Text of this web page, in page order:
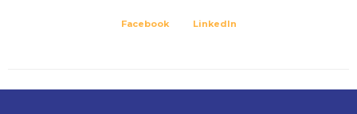
Facebook LinkedIn